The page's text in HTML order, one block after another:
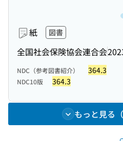
紙 図書
全国社会保険協会連合会
NDC（参考図書紹介） 364.3
NDC10版 364.3
もっと見る